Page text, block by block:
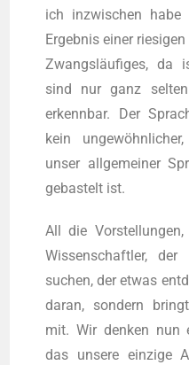
ich inzwi­schen habe
Ergeb­nis einer
Zwangs­läu­fi­ges, da
sind nur ganz sel­ten
erkenn­bar. Der
kein
unser all­ge­mei­ner
ge­bas­telt ist.
All die
Wis­sen­schaft­ler,
suchen, der etwas
dar­an, son­dern
mit. Wir den­ken nun
das unse­re ein­zi­ge